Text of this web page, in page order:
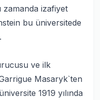
zamanda izafiyet
bu üniversitede
ve ilk
Masaryk`ten
1919 yılında